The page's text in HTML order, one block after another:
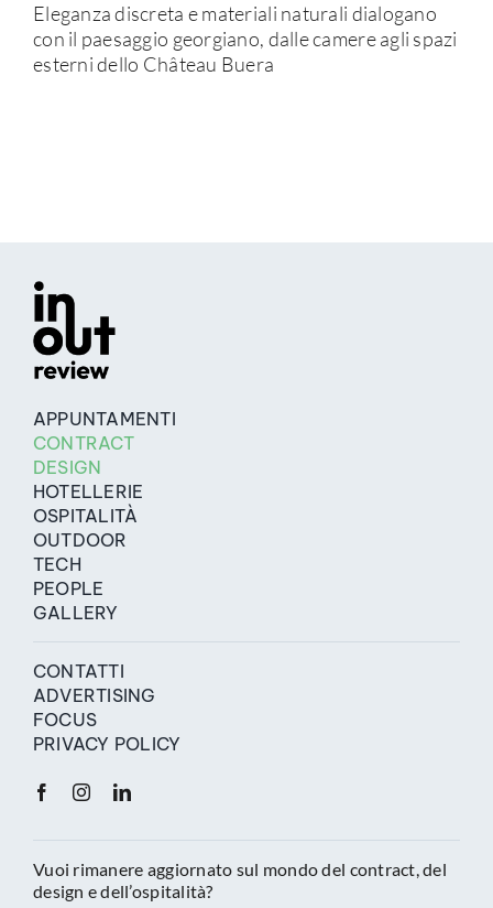
Eleganza discreta e materiali naturali dialogano
con il paesaggio georgiano, dalle camere agli spazi
esterni dello Château Buera
APPUNTAMENTI
CONTRACT
DESIGN
HOTELLERIE
OSPITALITÀ
OUTDOOR
TECH
PEOPLE
GALLERY
CONTATTI
ADVERTISING
FOCUS
PRIVACY POLICY
Vuoi rimanere aggiornato sul mondo del contract, del
design e dell’ospitalità?